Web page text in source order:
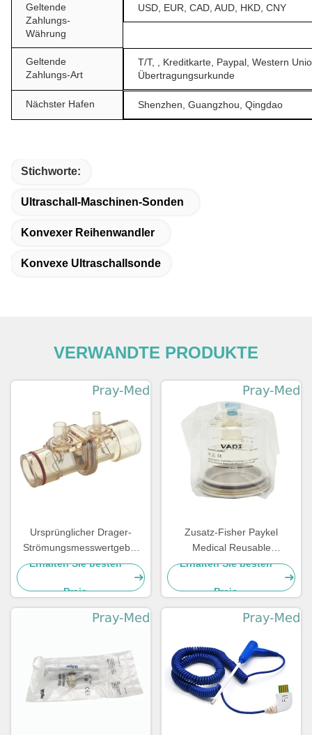
Geltende
Zahlungs-
Währung
USD, EUR, CAD, AUD, HKD, CNY
Geltende
Zahlungs-Art
T/T, , Kreditkarte, Paypal, Western
Übertragungsurkunde
Nächster Hafen Shenzhen, Guangzhou, Qingdao
Stichworte:
Ultraschall-Maschinen-Sonden
Konvexer Reihenwandler
Konvexe Ultraschallsonde
VERWANDTE PRODUKTE
Ursprünglicher Drager-
Strömungsmesswertgeber
8412034 für Maschine PPSU
FABIUS2000 OXYLOG 2000
Erhalten Sie besten
Preis
Zusatz-Fisher Paykel
Medical Reusable
Humidifications-Kammer des
Erhalten Sie besten
Preis